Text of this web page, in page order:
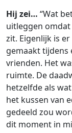
Hij zei… “Wat
uitleggen
zit. Eigenlijk is
gemaakt tijdens
vrienden. Het
ruimte. De
hetzelfde als
het kussen van
gedeeld zou
dit moment in